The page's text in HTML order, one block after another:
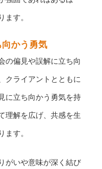
ます。
かう勇気
の偏見や誤解に立ち向
クライアントとともに
に立ち向かう勇気を持
理解を広げ、共感を生
ます。
がいや意味が深く結び